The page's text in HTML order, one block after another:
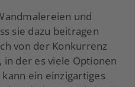
und
sie dazu beitragen
von der Konkurrenz
der es viele Optionen
ein einzigartiges